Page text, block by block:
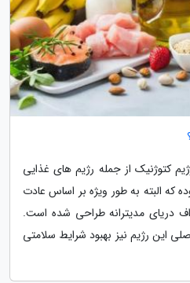
کتوژنیک از جمله رژیم های غذایی
که البته به طور ویژه بر اساس عادت
دریای مدیترانه طراحی شده است.
این رژیم نیز بهبود شرایط سلامتی